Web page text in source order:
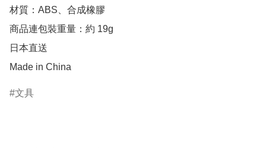
材質：ABS、合成橡膠
商品連包裝重量：約 19g
日本直送
Made in China
文具